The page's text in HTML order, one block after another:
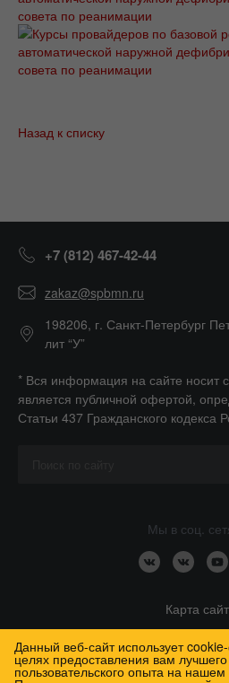
Назад к списку
+7 (812) 467-42-44
zakaz@spbmn.ru
198206, г. Санкт-Петербург
лит “У”
* Вся информация на сайте носит
является публичной офертой,
Статьи 437 Гражданского кодекса
Мы в соц.
Карта
Данный веб-сайт использует
целях предоставления вам лучшего
пользовательского опыта на нашем